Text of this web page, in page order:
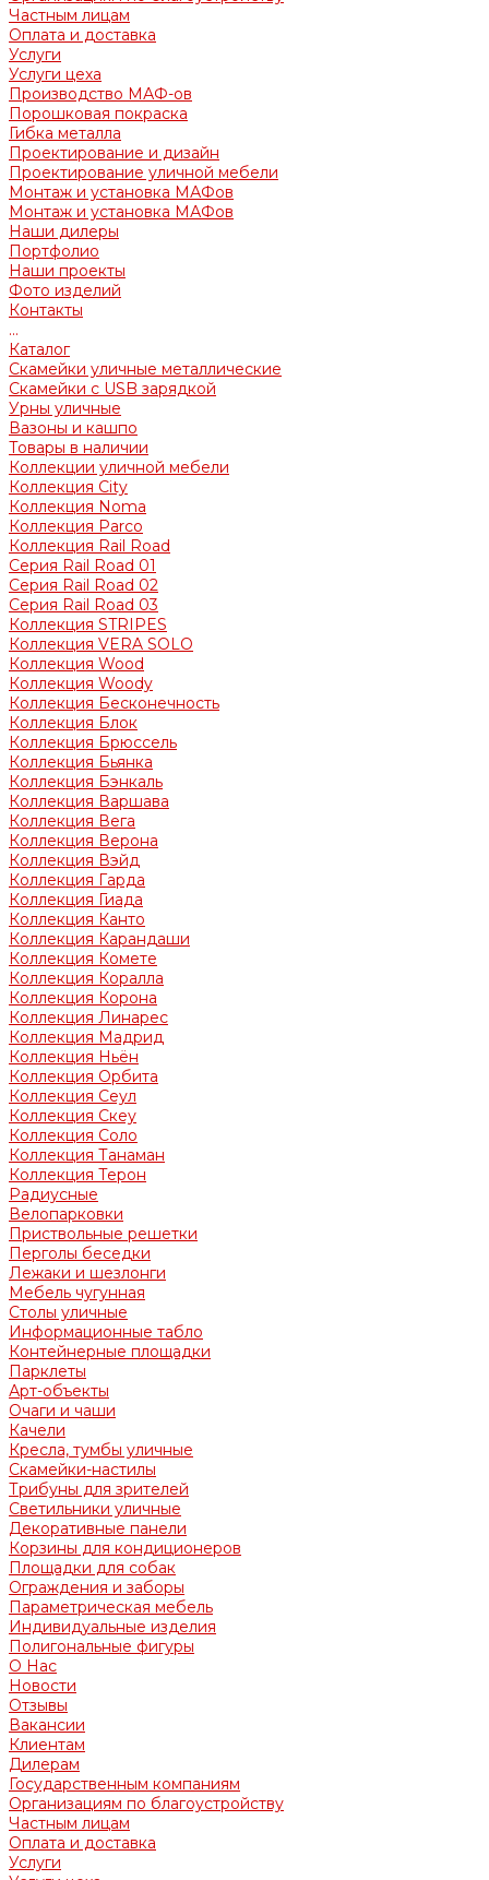
Частным лицам
Оплата и доставка
Услуги
Услуги цеха
Производство МАФ-ов
Порошковая покраска
Гибка металла
Проектирование и дизайн
Проектирование уличной мебели
Монтаж и установка МАФов
Монтаж и установка МАФов
Наши дилеры
Портфолио
Наши проекты
Фото изделий
Контакты
...
Каталог
Скамейки уличные металлические
Скамейки с USB зарядкой
Урны уличные
Вазоны и кашпо
Товары в наличии
Коллекции уличной мебели
Коллекция City
Коллекция Noma
Коллекция Parco
Коллекция Rail Road
Серия Rail Road 01
Серия Rail Road 02
Серия Rail Road 03
Коллекция STRIPES
Коллекция VERA SOLO
Коллекция Wood
Коллекция Woody
Коллекция Бесконечность
Коллекция Блок
Коллекция Брюссель
Коллекция Бьянка
Коллекция Бэнкаль
Коллекция Варшава
Коллекция Вега
Коллекция Верона
Коллекция Вэйд
Коллекция Гарда
Коллекция Гиада
Коллекция Канто
Коллекция Карандаши
Коллекция Комете
Коллекция Коралла
Коллекция Корона
Коллекция Линарес
Коллекция Мадрид
Коллекция Ньён
Коллекция Орбита
Коллекция Сеул
Коллекция Скеу
Коллекция Соло
Коллекция Танаман
Коллекция Терон
Радиусные
Велопарковки
Приствольные решетки
Перголы беседки
Лежаки и шезлонги
Мебель чугунная
Столы уличные
Информационные табло
Контейнерные площадки
Парклеты
Арт-объекты
Очаги и чаши
Качели
Кресла, тумбы уличные
Скамейки-настилы
Трибуны для зрителей
Светильники уличные
Декоративные панели
Корзины для кондиционеров
Площадки для собак
Ограждения и заборы
Параметрическая мебель
Индивидуальные изделия
Полигональные фигуры
О Нас
Новости
Отзывы
Вакансии
Клиентам
Дилерам
Государственным компаниям
Организациям по благоустройству
Частным лицам
Оплата и доставка
Услуги